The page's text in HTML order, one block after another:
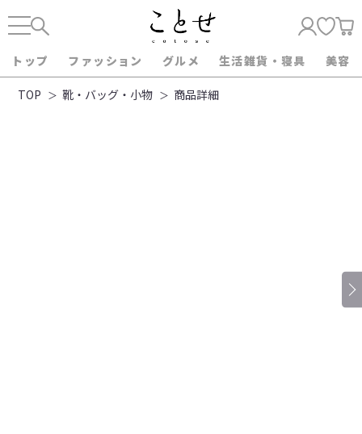
トップ ファッション グルメ 生活雑貨・寝具 美容
TOP 靴・バッグ・小物 商品詳細